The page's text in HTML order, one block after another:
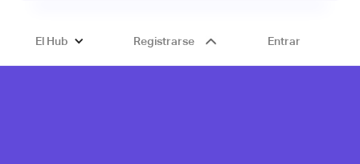
El Hub Registrarse Entrar